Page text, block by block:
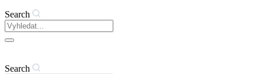
Search
Search